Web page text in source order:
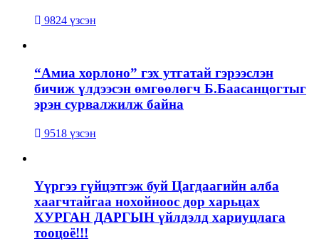
9824 үзсэн
“Амиа хорлоно” гэх утгатай гэрээслэн
бичиж үлдээсэн өмгөөлөгч Б.Баасанцогтыг
эрэн сурвалжилж байна
9518 үзсэн
Үүргээ гүйцэтгэж буй Цагдаагийн алба
хаагчтайгаа нохойноос дор харьцах
ХУРГАН ДАРГЫН үйлдэлд хариуцлага
тооцоё!!!